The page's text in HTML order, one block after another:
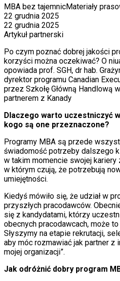
MBA bez tajemnicMateriały
22 grudnia 2025
22 grudnia 2025
Artykuł partnerski
Po czym poznać dobrej jakości
korzyści można oczekiwać? O
opowiada prof. SGH, dr hab.
dyrektor programu Canadian
przez Szkołę Główną Handlową
partnerem z Kanady
Dlaczego warto uczestniczyć
kogo są one przeznaczone?
Programy MBA są przede
świadomość potrzeby dalszego
w takim momencie swojej
w którym czują, że potrzebują
umiejętności.
Kiedyś mówiło się, że udział w
przyszłych pracodawców.
się z kandydatami, którzy
obecnych pracodawcach, może
Słyszymy na etapie rekrutacji,
aby móc rozmawiać jak partner z
mojej organizacji”.
Jak odróżnić dobry program